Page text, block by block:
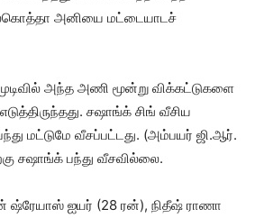
அனியை மட்டையாடச்
அந்த அணி மூன்று விக்கட்டுகளை
சஷாங்க் சிங் வீசிய
மட்டுமே வீசப்பட்டது. (அம்பயர் ஜி.ஆர்.
சஷாங்க் பந்து வீசவில்லை.
ஐயர் (28 ரன்), நிதீஷ் ராணா